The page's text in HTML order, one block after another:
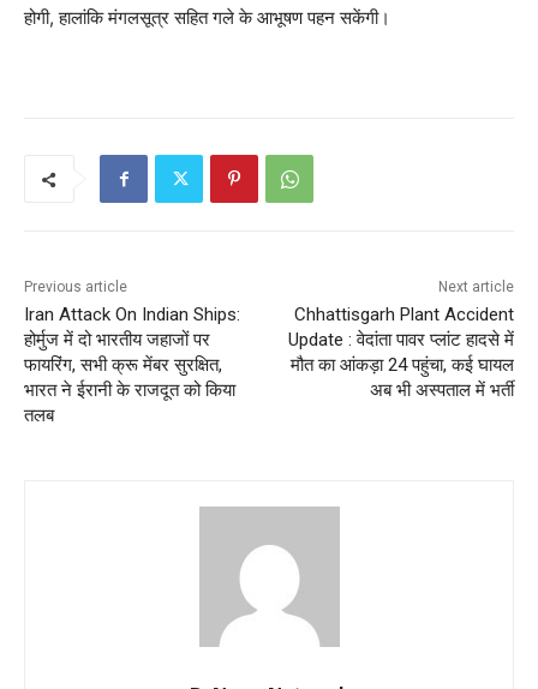
होगी, हालांकि मंगलसूत्र सहित गले के आभूषण पहन सकेंगी।
Previous article
Iran Attack On Indian Ships:
होर्मुज में दो भारतीय जहाजों पर
फायरिंग, सभी क्रू मेंबर सुरक्षित,
भारत ने ईरानी के राजदूत को किया
तलब
Next article
Chhattisgarh Plant Accident
Update : वेदांता पावर प्लांट हादसे में
मौत का आंकड़ा 24 पहुंचा, कई घायल
अब भी अस्पताल में भर्ती